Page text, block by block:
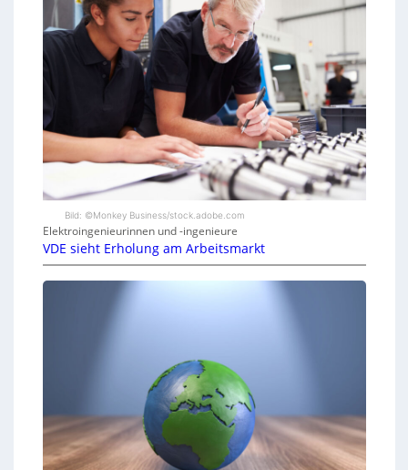
Bild: ©Monkey Business/stock.adobe.com
Elektroingenieurinnen und -ingenieure
VDE sieht Erholung am Arbeitsmarkt